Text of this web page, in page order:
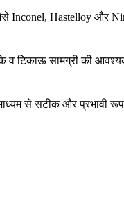
Inconel, Hastelloy और
व टिकाऊ सामग्री की
से सटीक और प्रभावी